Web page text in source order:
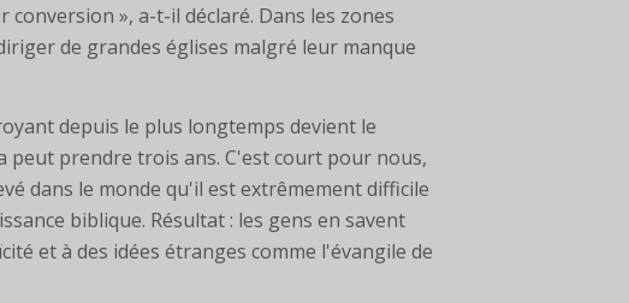
», a-t-il déclaré. Dans les zones
de grandes églises malgré leur manque
depuis le plus longtemps devient le
peut prendre trois ans. C'est court pour nous,
dans le monde qu'il est extrêmement difficile
biblique. Résultat : les gens en savent
et à des idées étranges comme l'évangile de